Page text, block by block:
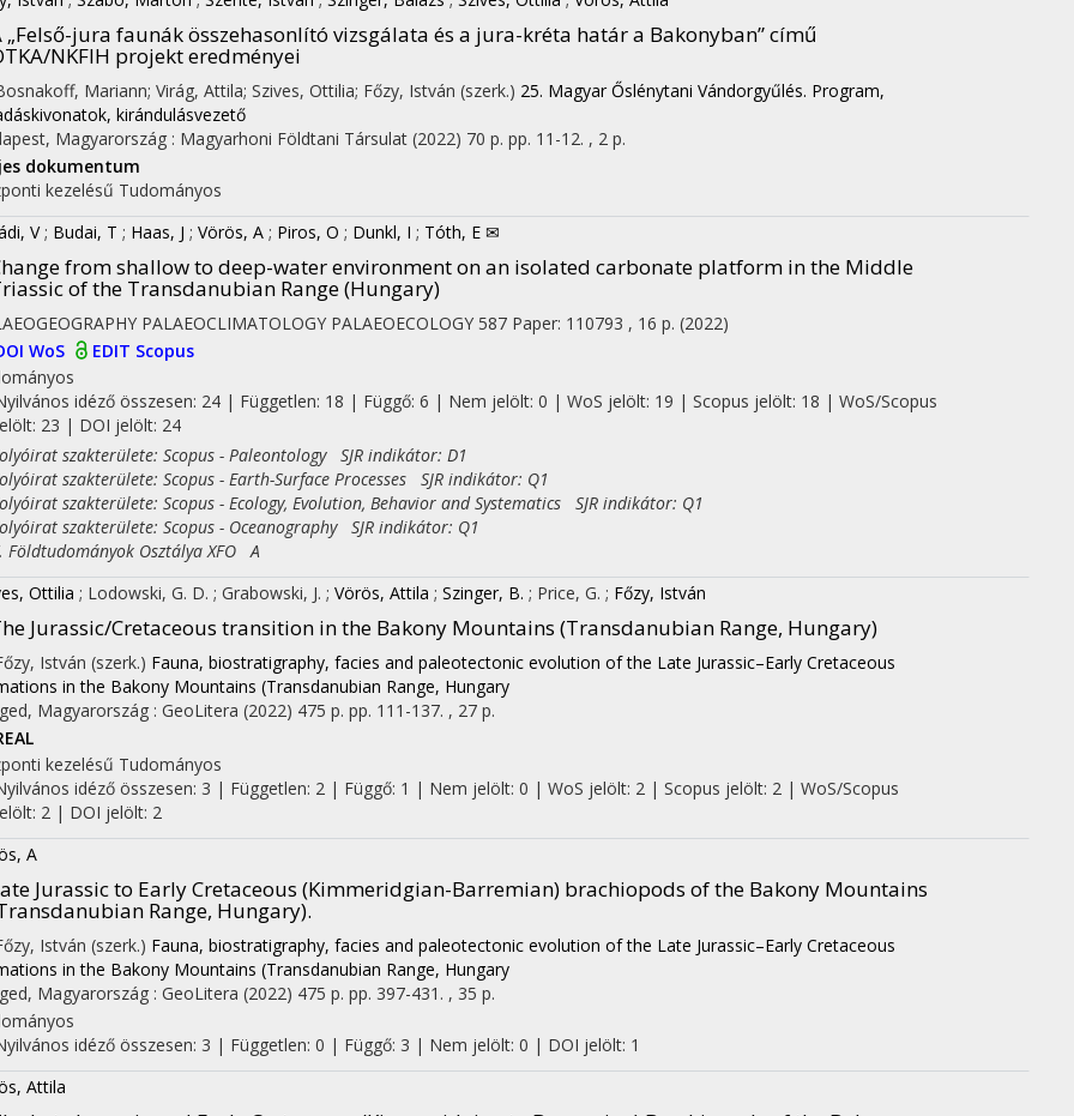
„Felső-jura faunák összehasonlító vizsgálata és a jura-kréta határ a Bakonyban” című
NKFIH projekt eredményei
Mariann; Virág, Attila; Szives, Ottilia; Főzy, István (szerk.) 25. Magyar Őslénytani Vándorgyűlés. Program,
kirándulásvezető
Magyarország : Magyarhoni Földtani Társulat (2022) 70 p. pp. 11-12. , 2 p.
dokumentum
kezelésű Tudományos
V ; Budai, T ; Haas, J ; Vörös, A ; Piros, O ; Dunkl, I ; Tóth, E ✉
from shallow to deep-water environment on an isolated carbonate platform in the Middle
of the Transdanubian Range (Hungary)
PALAEOCLIMATOLOGY PALAEOECOLOGY 587 Paper: 110793 , 16 p. (2022)
WoS EDIT Scopus
idéző összesen: 24| Független: 18 | Függő: 6 | Nem jelölt: 0 | WoS jelölt: 19 | Scopus jelölt: 18 | WoS/Scopus
23 | DOI jelölt: 24
szakterülete: Scopus - Paleontology SJR indikátor: D1
szakterülete: Scopus - Earth-Surface Processes SJR indikátor: Q1
szakterülete: Scopus - Ecology, Evolution, Behavior and Systematics SJR indikátor: Q1
szakterülete: Scopus - Oceanography SJR indikátor: Q1
Osztálya XFO A
Ottilia ; Lodowski, G. D. ; Grabowski, J. ; Vörös, Attila ; Szinger, B. ; Price, G. ; Főzy, István
Jurassic/Cretaceous transition in the Bakony Mountains (Transdanubian Range, Hungary)
István (szerk.) Fauna, biostratigraphy, facies and paleotectonic evolution of the Late Jurassic–Early Cretaceous
in the Bakony Mountains (Transdanubian Range, Hungary
Magyarország : GeoLitera (2022) 475 p. pp. 111-137. , 27 p.
kezelésű Tudományos
idéző összesen: 3 | Független: 2 | Függő: 1 | Nem jelölt: 0 | WoS jelölt: 2 | Scopus jelölt: 2 | WoS/Scopus
2 | DOI jelölt: 2
A
Jurassic to Early Cretaceous (Kimmeridgian-Barremian) brachiopods of the Bakony Mountains
Range, Hungary).
István (szerk.) Fauna, biostratigraphy, facies and paleotectonic evolution of the Late Jurassic–Early Cretaceous
in the Bakony Mountains (Transdanubian Range, Hungary
Magyarország : GeoLitera (2022) 475 p. pp. 397-431. , 35 p.
idéző összesen: 3 | Független: 0 | Függő: 3 | Nem jelölt: 0 | DOI jelölt: 1
Attila